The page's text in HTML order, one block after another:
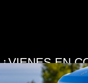
¿VIENES EN